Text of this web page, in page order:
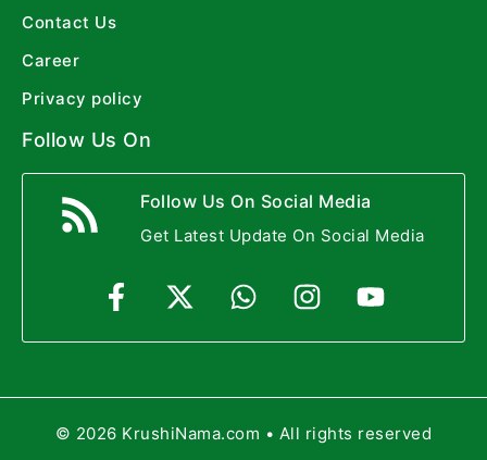
Contact Us
Career
Privacy policy
Follow Us On
Follow Us On Social Media
Get Latest Update On Social Media
© 2026 KrushiNama.com • All rights reserved